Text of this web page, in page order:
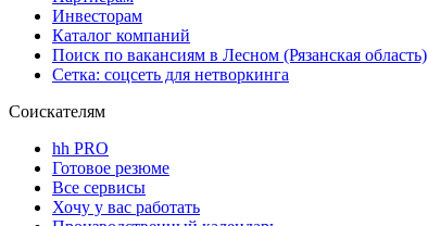
Инвесторам
Каталог компаний
Поиск по вакансиям в Лесном (Рязанская область)
Сетка: соцсеть для нетворкинга
Соискателям
hh PRO
Готовое резюме
Все сервисы
Хочу у вас работать